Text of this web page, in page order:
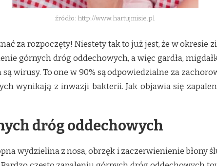
źródło: http://www.hartujmisie.pl
za rozpoczęty! Niestety tak to już jest, że w okresie
górnych dróg oddechowych, a więc gardła,
wirusy. To one w 90% są odpowiedzialne za
wynikają z inwazji bakterii. Jak objawia się
dróg oddechowych
wydzielina z nosa, obrzęk i zaczerwienienie błony